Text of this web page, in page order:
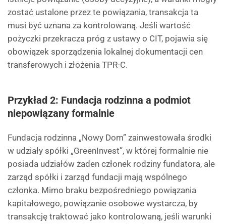
zostać ustalone przez te powiązania, transakcja ta
musi być uznana za kontrolowaną. Jeśli wartość
pożyczki przekracza próg z ustawy o CIT, pojawia się
obowiązek sporządzenia lokalnej dokumentacji cen
transferowych i złożenia TPR-C.
Przykład 2: Fundacja rodzinna a podmiot
niepowiązany formalnie
Fundacja rodzinna „Nowy Dom” zainwestowała środki
w udziały spółki „GreenInvest”, w której formalnie nie
posiada udziałów żaden członek rodziny fundatora, ale
zarząd spółki i zarząd fundacji mają wspólnego
członka. Mimo braku bezpośredniego powiązania
kapitałowego, powiązanie osobowe wystarcza, by
transakcję traktować jako kontrolowaną, jeśli warunki